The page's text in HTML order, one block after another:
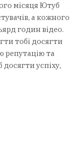
місяця Ютуб
а кожного
годин відео.
тобі досягти
репутацію та
успіху,